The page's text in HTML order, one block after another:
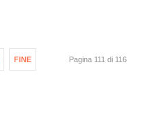
FINE Pagina 111 di 116